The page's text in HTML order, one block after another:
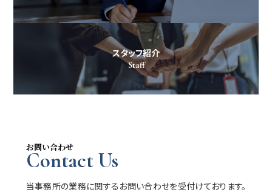
スタッフ紹介
Staff
お問い合わせ
Contact Us
当事務所の業務に関するお問い合わせを受付けております。